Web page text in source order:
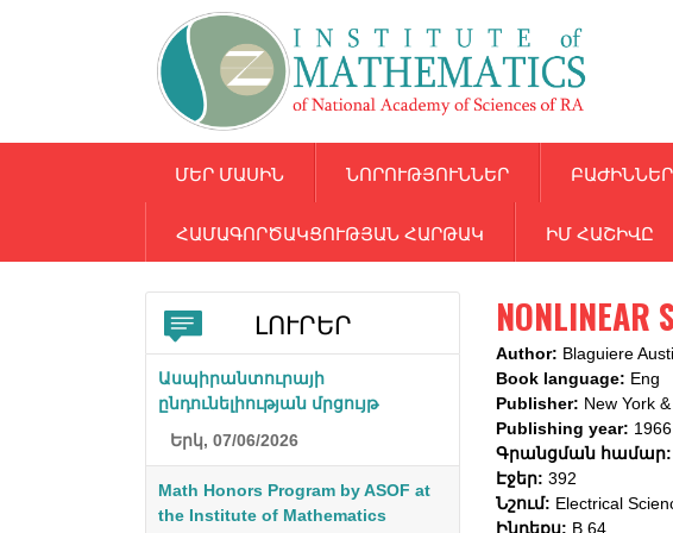
ՄԵՐ ՄԱՍԻՆ ՆՈՐՈՒԹՅՈՒՆՆԵՐ ԲԱԺԻՆՆԵՐ
ՀԱՄԱԳՈՐԾԱԿՑՈՒԹՅԱՆ ՀԱՐԹԱԿ ԻՄ ՀԱՇԻՎԸ
NONLINEAR
Author: Blaguiere
Book language: Eng
Publisher: New York
Publishing year: 1966
Գրանցման համար:
Էջեր: 392
Նշում: Electrical
Ինդեքս: B 64
ԼՈՒՐԵՐ
Ասպիրանտուրայի
ընդունելիության մրցույթ
Երկ, 07/06/2026
Math Honors Program by ASOF at
the Institute of Mathematics